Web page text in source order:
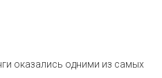
оказались одними из самых